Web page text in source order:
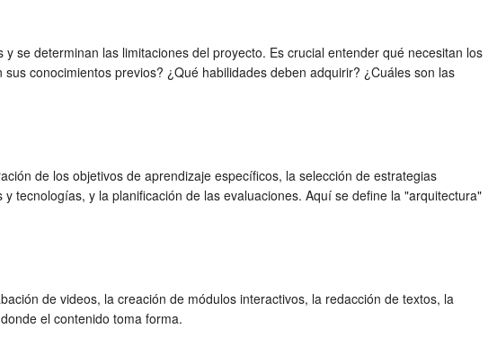
se determinan las limitaciones del proyecto. Es crucial entender qué necesitan los
conocimientos previos? ¿Qué habilidades deben adquirir? ¿Cuáles son las
de los objetivos de aprendizaje específicos, la selección de estrategias
y tecnologías, y la planificación de las evaluaciones. Aquí se define la "arquitectura"
de videos, la creación de módulos interactivos, la redacción de textos, la
el contenido toma forma.